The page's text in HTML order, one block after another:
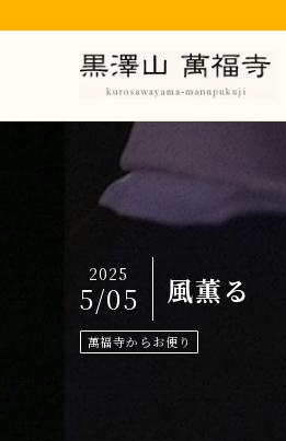
風薫る
2025
5/05
萬福寺からお便り